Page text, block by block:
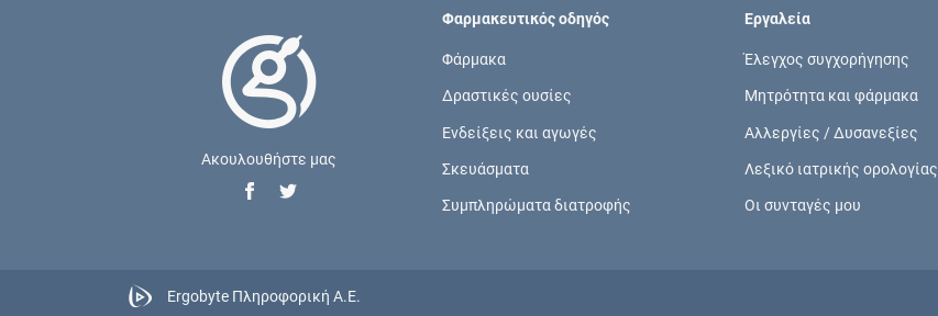
Ενδείξεις και αγωγές
νόσους, συμπτώματα και ιατρικές πράξεις
Ακουλουθήστε μας
Φαρμακευτικός οδηγός
Φάρμακα
Δραστικές ουσίες
Ενδείξεις και αγωγές
Σκευάσματα
Συμπληρώματα διατροφής
Εργαλεία
Έλεγχος συγχορήγησης
Μητρότητα και φάρμακα
Αλλεργίες / Δυσανεξίες
Λεξικό ιατρικής ορολογίας
Οι συνταγές μου
Ergobyte Πληροφορική Α.Ε.